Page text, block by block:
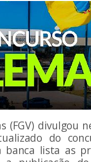
(FGV) divulgou
do
banca lista as